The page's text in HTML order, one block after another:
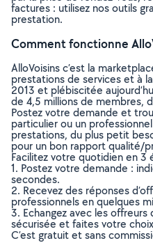
factures : utilisez nos outils
prestation.
Comment fonctionne
AlloVoisins c’est la
prestations de services et à
2013 et plébiscitée
de 4,5 millions de membres,
Postez votre demande et
particulier ou un
prestations, du plus petit
pour un bon rapport qualité/
Facilitez votre quotidien en 3
1. Postez votre demande :
secondes.
2. Recevez des réponses
professionnels en quelques
3. Echangez avec les
sécurisée et faites votre
C’est gratuit et sans